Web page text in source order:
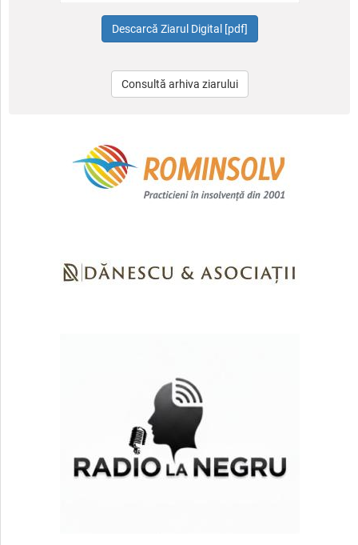
Consultă arhiva ziarului